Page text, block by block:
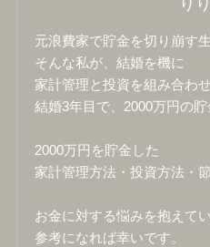
り
元浪費家で貯金を切り崩す
そんな私が、結婚を機に
家計管理と投資を組み合わ
結婚3年目で、2000万円の貯
2000万円を貯金した
家計管理方法・投資方法・
お金に対する悩みを抱えて
参考になれば幸いです。